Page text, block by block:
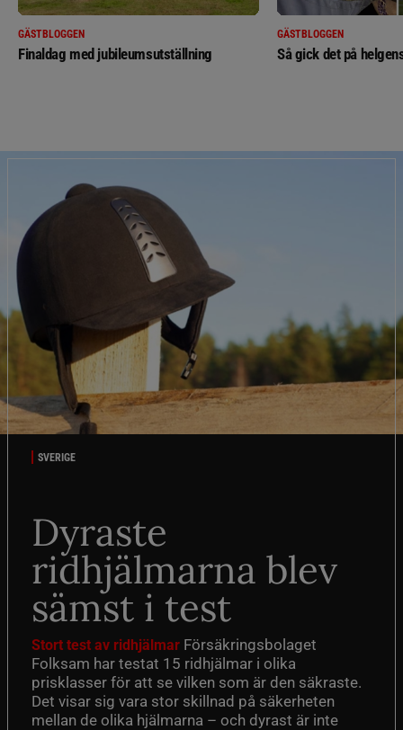
GÄSTBLOGGEN
Finaldag med jubileumsutställning
GÄSTBLOGGEN
Så gick det på
SVERIGE
Dyraste
ridhjälmarna blev
sämst i test
Stort test av ridhjälmar Försäkringsbolaget
Folksam har testat 15 ridhjälmar i olika
prisklasser för att se vilken som är den säkraste.
Det visar sig vara stor skillnad på säkerheten
mellan de olika hjälmarna – och dyrast är inte